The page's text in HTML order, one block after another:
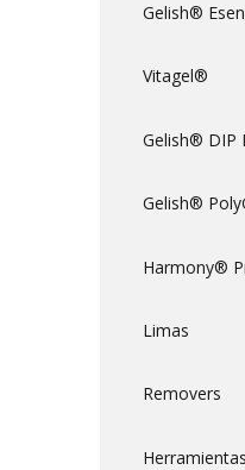
Gelish®
Vitagel®
Gelish® DIP
Gelish®
Harmony®
Limas
Removers